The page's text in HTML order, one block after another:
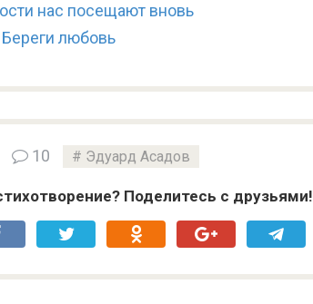
нас посещают вновь
любовь
10 Эдуард Асадов
Поделитесь с друзьями!